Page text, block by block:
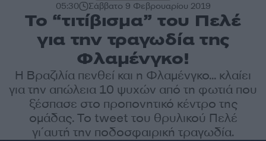
05:30 Σάββατο 9 Φεβρουαρίου 2019
Το “τιτίβισμα” του Πελέ
για την τραγωδία της
Φλαμένγκο!
Η Βραζιλία πενθεί και η Φλαμένγκο... κλαίει
για την απώλεια 10 ψυχών από τη φωτιά που
ξέσπασε στο προπονητικό κέντρο της
ομάδας. Το tweet του θρυλικού Πελέ
γι΄αυτή την ποδοσφαιρική τραγωδία.